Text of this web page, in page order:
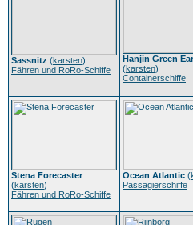
Sassnitz (karsten)
Fähren und RoRo-Schiffe
Hanjin Green
(karsten)
Containerschiffe
Stena Forecaster
(karsten)
Fähren und RoRo-Schiffe
Ocean Atlantic (
Passagierschiffe